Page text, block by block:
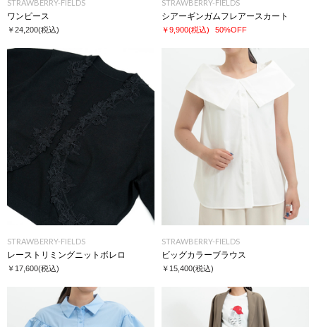
STRAWBERRY-FIELDS
ワンピース
￥24,200(税込)
STRAWBERRY-FIELDS
シアーギンガムフレアースカート
￥9,900(税込) 50%OFF
STRAWBERRY-FIELDS
レーストリミングニットボレロ
￥17,600(税込)
STRAWBERRY-FIELDS
ビッグカラーブラウス
￥15,400(税込)